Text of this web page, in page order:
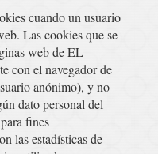
cuando un usuario
Las cookies que se
web de EL
con el navegador de
anónimo), y no
dato personal del
fines
las estadísticas de